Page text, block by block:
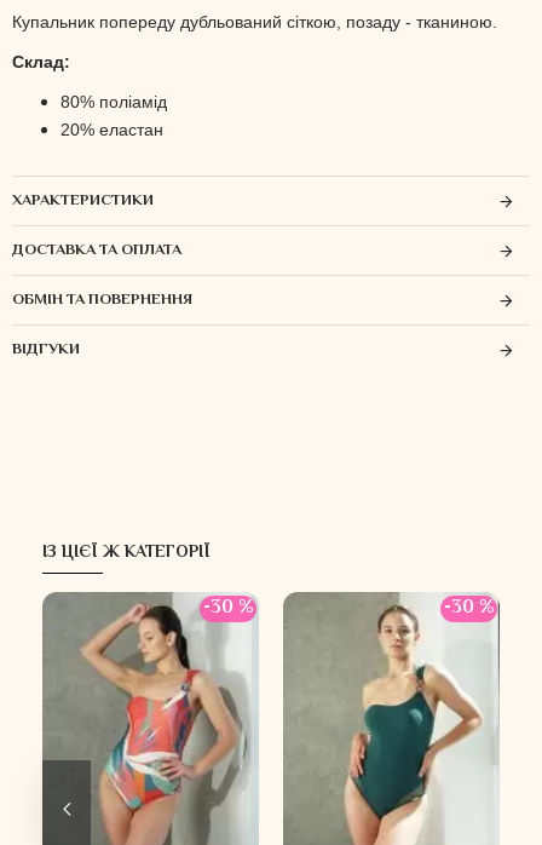
Купальник попереду дубльований сіткою, позаду - тканиною.
Склад:
80% поліамід
20% еластан
ХАРАКТЕРИСТИКИ
ДОСТАВКА ТА ОПЛАТА
ОБМІН ТА ПОВЕРНЕННЯ
ВІДГУКИ
ІЗ ЦІЄЇ Ж КАТЕГОРІЇ
-30 % -30 %